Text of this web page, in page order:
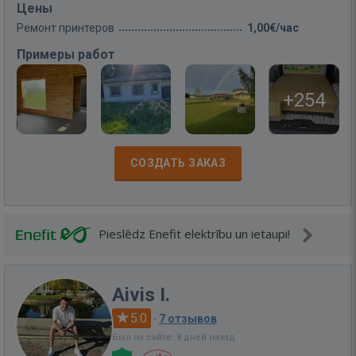
Цены
Ремонт принтеров 1,00€/час
Примеры работ
+254
СОЗДАТЬ ЗАКАЗ
Pieslēdz Enefit elektrību un ietaupi!
Aivis I.
5.0 · 7 отзывов
Был на сайте: 8 дней назад